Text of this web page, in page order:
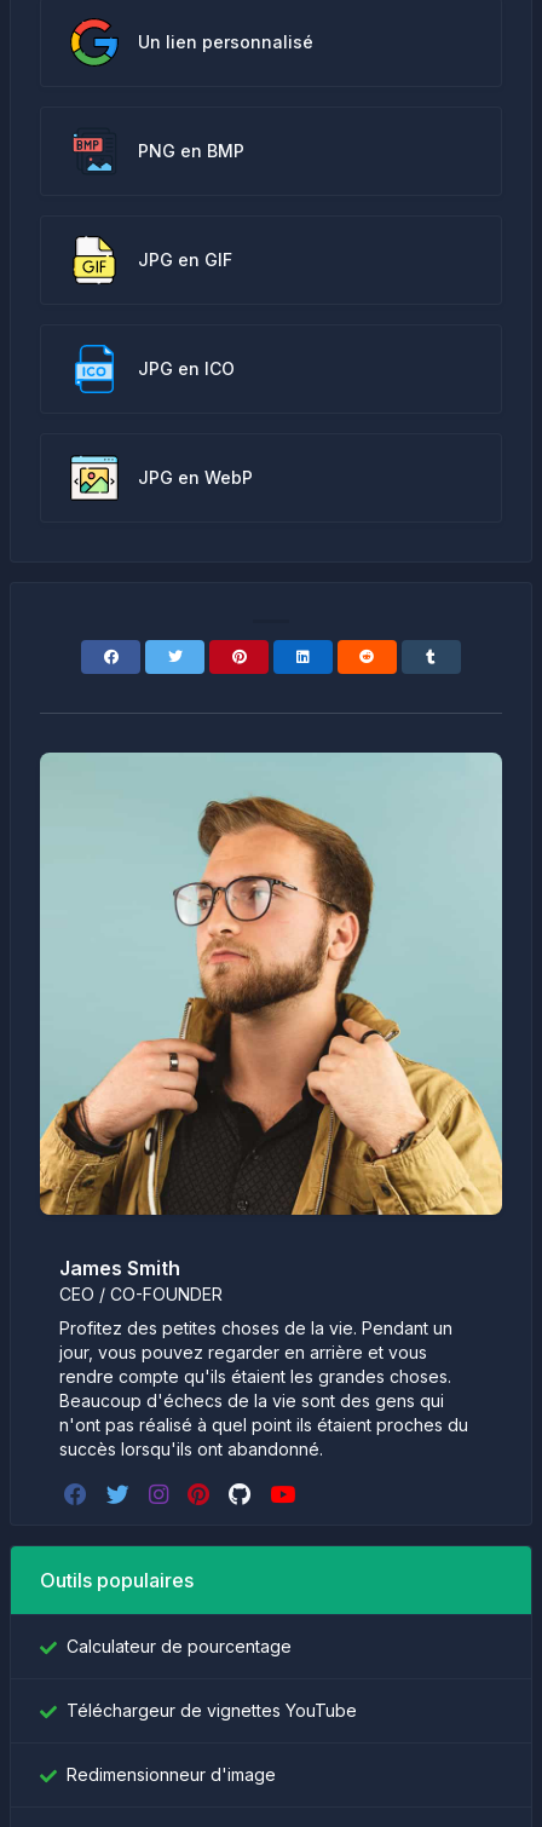
Un lien personnalisé
PNG en BMP
JPG en GIF
JPG en ICO
JPG en WebP
James Smith
CEO / CO-FOUNDER
Profitez des petites choses de la vie. Pendant un
jour, vous pouvez regarder en arrière et vous
rendre compte qu'ils étaient les grandes choses.
Beaucoup d'échecs de la vie sont des gens qui
n'ont pas réalisé à quel point ils étaient proches du
succès lorsqu'ils ont abandonné.
Outils populaires
Calculateur de pourcentage
Téléchargeur de vignettes YouTube
Redimensionneur d'image